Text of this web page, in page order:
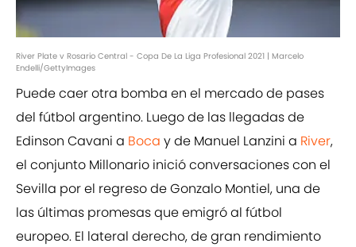
River Plate v Rosario Central - Copa De La Liga Profesional 2021 | Marcelo
Endelli/GettyImages
Puede caer otra bomba en el mercado de pases
del fútbol argentino. Luego de las llegadas de
Edinson Cavani a Boca y de Manuel Lanzini a River,
el conjunto Millonario inició conversaciones con el
Sevilla por el regreso de Gonzalo Montiel, una de
las últimas promesas que emigró al fútbol
europeo. El lateral derecho, de gran rendimiento